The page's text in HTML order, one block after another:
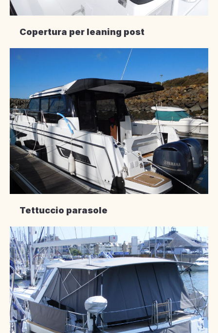
Copertura per leaning post
Tettuccio parasole